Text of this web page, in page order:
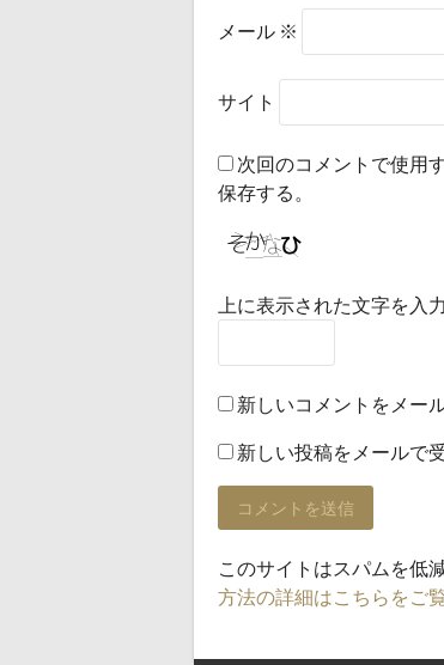
メール ※
サイト
次回のコメントで使用
保存する。
上に表示された文字を入
新しいコメントをメー
新しい投稿をメールで
このサイトはスパムを低
方法の詳細はこちらをご